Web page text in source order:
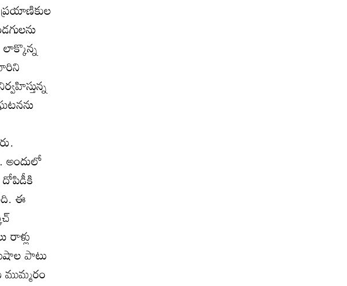
అందులో
దోపిడీకి
ఈ
రాళ్లు
పాటు